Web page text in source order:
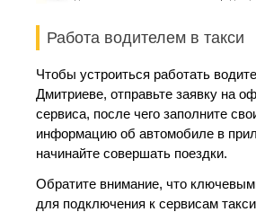
Работа водителем в такси
Чтобы устроиться работать
Дмитриеве, отправьте заявку на
сервиса, после чего заполните
информацию об автомобиле в
начинайте совершать поездки.
Обратите внимание, что
для подключения к сервисам